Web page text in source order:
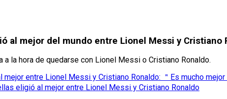
al mejor del mundo entre Lionel Messi y Cristiano
a la hora de quedarse con Lionel Messi o Cristiano Ronaldo.
entre Lionel Messi y Cristiano Ronaldo: ＂Es mucho mejor
eligió al mejor entre Lionel Messi y Cristiano Ronaldo